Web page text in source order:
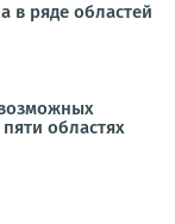
в ряде областей
областях